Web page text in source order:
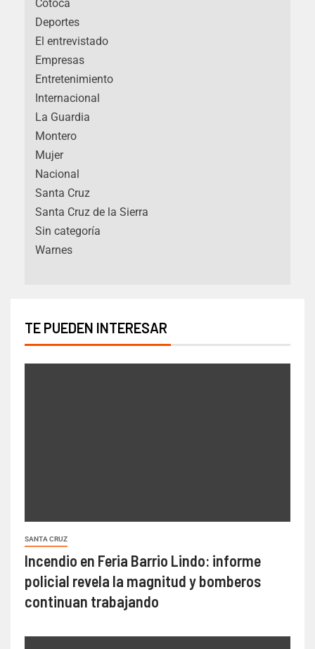
Cotoca
Deportes
El entrevistado
Empresas
Entretenimiento
Internacional
La Guardia
Montero
Mujer
Nacional
Santa Cruz
Santa Cruz de la Sierra
Sin categoría
Warnes
TE PUEDEN INTERESAR
SANTA CRUZ
Incendio en Feria Barrio Lindo: informe
policial revela la magnitud y bomberos
continuan trabajando